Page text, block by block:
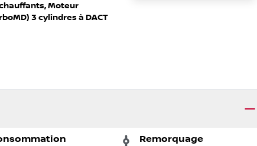
Moteur
3 cylindres à DACT
Remorquage